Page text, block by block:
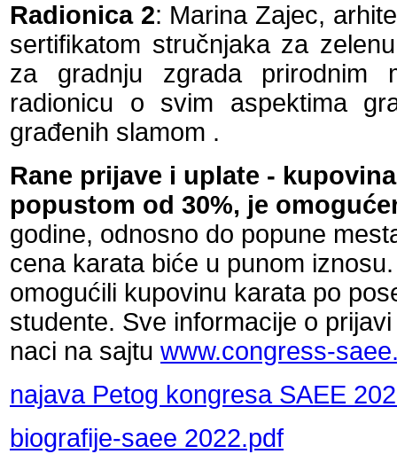
Radionica 2: Marina Zajec,
sertifikatom stručnjaka za
za gradnju zgrada prirodnim
radionicu o svim aspektima
građenih slamom .
Rane prijave i uplate -
popustom od 30%, je
godine, odnosno do popune
cena karata biće u punom
omogućili kupovinu karata po
studente. Sve informacije o
naci na sajtu www.congress-
najava Petog kongresa SAEE
biografije-saee 2022.pdf